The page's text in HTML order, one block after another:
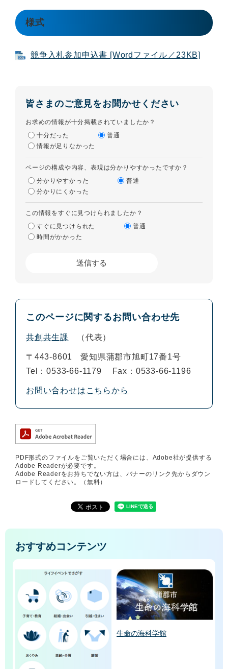
様式
競争入札参加申込書 [Wordファイル／23KB]
皆さまのご意見をお聞かせください
お求めの情報が十分掲載されていましたか？
十分だった
普通
情報が足りなかった
ページの構成や内容、表現は分かりやすかったですか？
分かりやすかった
普通
分かりにくかった
この情報をすぐに見つけられましたか？
すぐに見つけられた
普通
時間がかかった
このページに関するお問い合わせ先
共創共生課 代表
〒443-8601
愛知県蒲郡市旭町17番1号
Tel：0533-66-1179
Fax：0533-66-1196
お問い合わせはこちらから
PDF形式のファイルをご覧いただく場合には、Adobe社が提供する
Adobe Readerが必要です。
Adobe Readerをお持ちでない方は、バナーのリンク先からダウン
ロードしてください。（無料）
おすすめコンテンツ
生命の海科学館